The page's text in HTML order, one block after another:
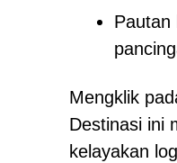
Pautan
Mengklik
Destinasi ini
kelayakan